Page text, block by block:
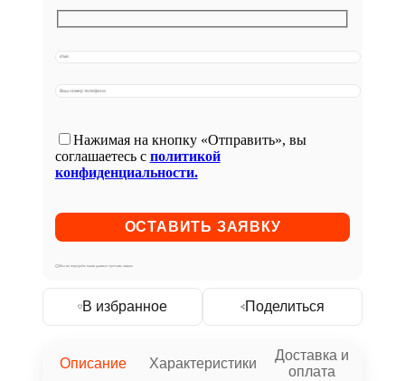
Нажимая на кнопку «Отправить», вы
соглашаетесь с политикой
конфиденциальности.
Мы не передаём ваши данные третьим лицам
В избранное Поделиться
Описание Характеристики
Доставка и
оплата